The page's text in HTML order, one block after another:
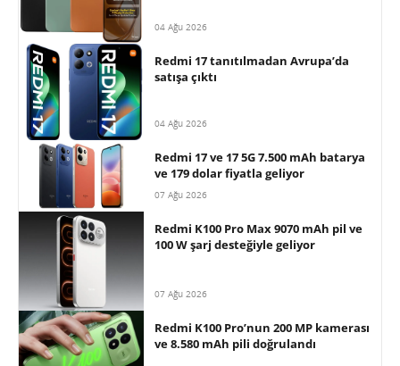
04 Ağu 2026
Redmi 17 tanıtılmadan Avrupa’da
satışa çıktı
04 Ağu 2026
Redmi 17 ve 17 5G 7.500 mAh batarya
ve 179 dolar fiyatla geliyor
07 Ağu 2026
Redmi K100 Pro Max 9070 mAh pil ve
100 W şarj desteğiyle geliyor
07 Ağu 2026
Redmi K100 Pro’nun 200 MP kamerası
ve 8.580 mAh pili doğrulandı